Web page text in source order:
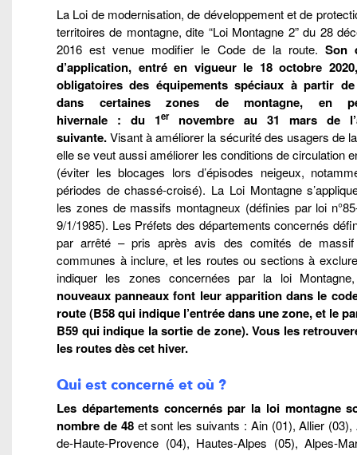
La Loi de modernisation, de développement et de
territoires de montagne, dite “Loi Montagne 2” du 28
2016 est venue modifier le Code de la route. Son
d’application, entré en vigueur le 18 octobre
obligatoires des équipements spéciaux à partir de
dans certaines zones de montagne, en
hivernale : du 1ernovembre au 31 mars de
suivante.Visant à améliorer la sécurité des usagers de
elle se veut aussi améliorer les conditions de circulation
(éviter les blocages lors d’épisodes neigeux,
périodes de chassé-croisé). La Loi Montagne
les zones de massifs montagneux (définies par loi
9/1/1985). Les Préfets des départements concernés
par arrêté – pris après avis des comités de
communes à inclure, et les routes ou sections à
indiquer les zones concernées par la loi
nouveaux panneaux font leur apparition dans le
route (B58 qui indique l’entrée dans une zone, et le
B59 qui indique la sortie de zone). Vous les
les routes dès cet hiver.
Qui est concerné et où ?
Les départements concernés par la loi montagne
nombre de 48et sont les suivants : Ain (01), Allier (03),
de-Haute-Provence (04), Hautes-Alpes (05), Alpes-